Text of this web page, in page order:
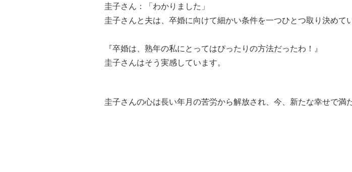
圭子さん：「わかりました」
圭子さんと夫は、卒婚に向けて細かい条件を一つひとつ取り決めて
『卒婚は、熟年の私にとってはぴったりの方法だったわ！』
圭子さんはそう実感しています。
圭子さんの心は長い年月の苦労から解放され、今、新たな幸せで満